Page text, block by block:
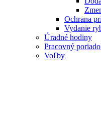
Ochrana
Vydanie
Úradné hodiny
Pracovný
Voľby